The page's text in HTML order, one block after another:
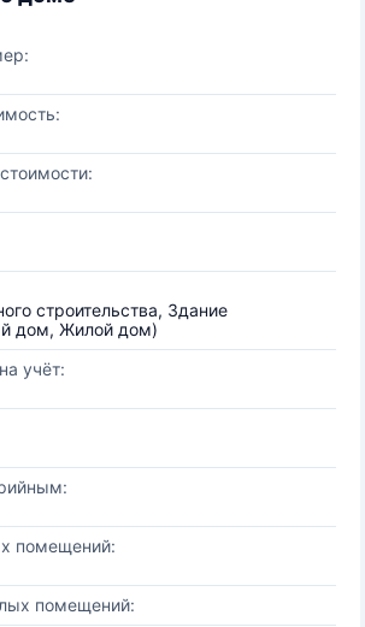
строительства, Здание
дом, Жилой дом)
учёт:
помещений:
помещений: